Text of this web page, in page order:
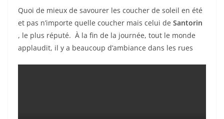
Quoi de mieux de savourer les coucher de soleil en été
et pas n’importe quelle coucher mais celui de Santorin
, le plus réputé. À la fin de la journée, tout le monde
applaudit, il y a beaucoup d’ambiance dans les rues